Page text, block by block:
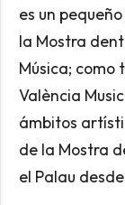
es un
la Mostra
Música; como
València
ámbitos
de la Mostra
el Palau